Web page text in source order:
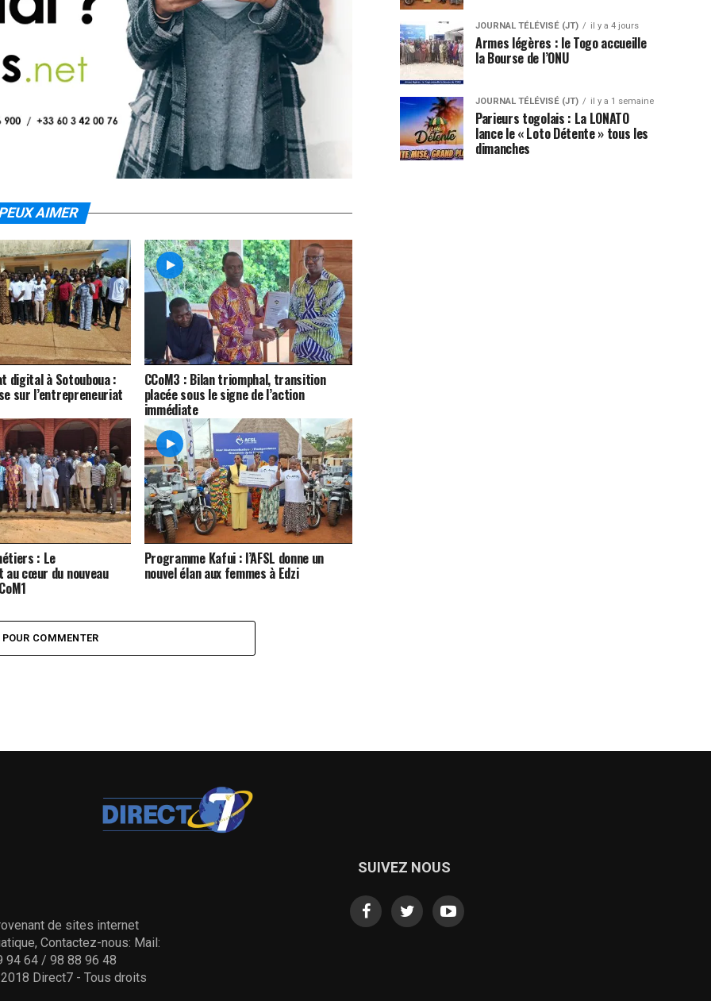
AIMER
digital à Sotouboua :
sur l’entrepreneuriat
CCoM3 : Bilan triomphal, transition
placée sous le signe de l’action
immédiate
: Le
au cœur du nouveau
Programme Kafui : l’AFSL donne un
nouvel élan aux femmes à Edzi
COMMENTER
JOURNAL TÉLÉVISÉ (JT) il y a 4 jours
Armes légères : le Togo accueille
la Bourse de l’ONU
JOURNAL TÉLÉVISÉ (JT) il y a 1 semaine
Parieurs togolais : La LONATO
lance le « Loto Détente » tous les
dimanches
de sites internet
Contactez-nous: Mail:
94 64 / 98 88 96 48
Direct7 - Tous droits
SUIVEZ NOUS